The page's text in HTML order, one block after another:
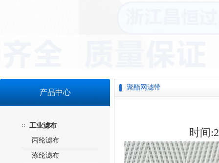
产品中心
工业滤布
丙纶滤布
涤纶滤布
聚酯网滤带
时间